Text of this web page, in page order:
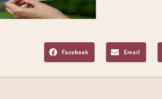
Facebook Email